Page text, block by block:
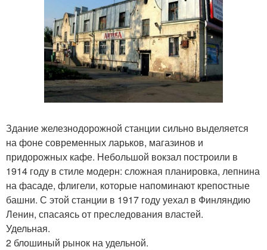
Здание железнодорожной станции сильно выделяется
на фоне современных ларьков, магазинов и
придорожных кафе. Небольшой вокзал построили в
1914 году в стиле модерн: сложная планировка, лепнина
на фасаде, флигели, которые напоминают крепостные
башни. С этой станции в 1917 году уехал в Финляндию
Ленин, спасаясь от преследования властей.
Удельная.
2 блошиный рынок на удельной.